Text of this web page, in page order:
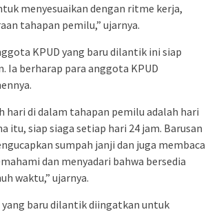
menyesuaikan dengan ritme kerja,
tahapan pemilu,” ujarnya.
KPUD yang baru dilantik ini siap
Ia berharap para anggota KPUD
hari di dalam tahapan pemilu adalah hari
itu, siap siaga setiap hari 24 jam. Barusan
sumpah janji dan juga membaca
dan menyadari bahwa bersedia
waktu,” ujarnya.
yang baru dilantik diingatkan untuk